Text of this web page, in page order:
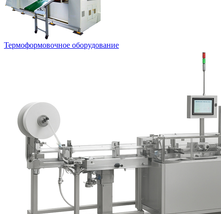
Термоформовочное оборудование